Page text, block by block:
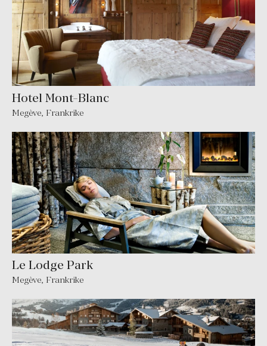
Hotel Mont-Blanc
Megève, Frankrike
Le Lodge Park
Megève, Frankrike